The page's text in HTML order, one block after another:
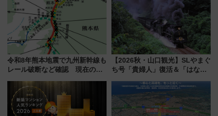
る方法（8月20日まで！）
令和8年熊本地震で九州新幹線も
レール破断など確認 現在の運
【2026秋・山口観光】SLやまぐ
ち号「貴婦人」復活＆「はなあ
注目観光列車まとめ きっぷの取
り方は？